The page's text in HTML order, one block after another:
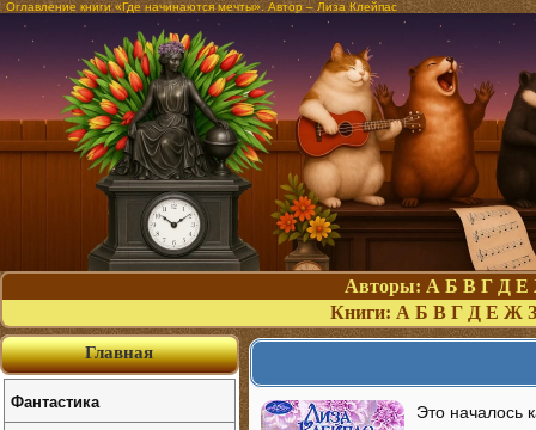
Оглавление книги «Где начинаются мечты». Автор – Лиза Клейпас
Авторы: А Б В Г Д Е
Книги: А Б В Г Д Е Ж З
Это началось
Главная
Фантастика